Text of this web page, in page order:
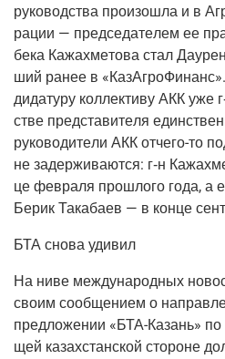
руко­вод­ства про­изо­шла и в
ра­ции — пред­се­да­те­лем ее
бе­ка Кажах­ме­то­ва стал
ший ранее в
ди­да­ту­ру кол­лек­ти­ву АКК уже
стве пред­ста­ви­те­ля
руко­во­ди­те­ли АКК отче­го-то
не задер­жи­ва­ют­ся: г‑н
це фев­ра­ля про­шло­го года, а
Берик Така­ба­ев — в кон­це
БТА сно­ва удивил
На ниве меж­ду­на­род­ных
сво­им сооб­ще­ни­ем о
пред­ло­же­нии «БТА-Казань»
щей казах­стан­ской сто­роне